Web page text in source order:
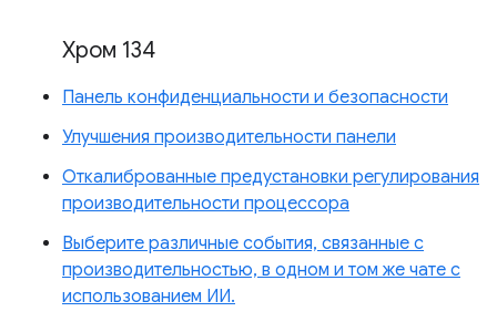
Хром 134
Панель конфиденциальности и безопасности
Улучшения производительности панели
Откалиброванные предустановки регулирования
производительности процессора
Выберите различные события, связанные с
производительностью, в одном и том же чате с
использованием ИИ.